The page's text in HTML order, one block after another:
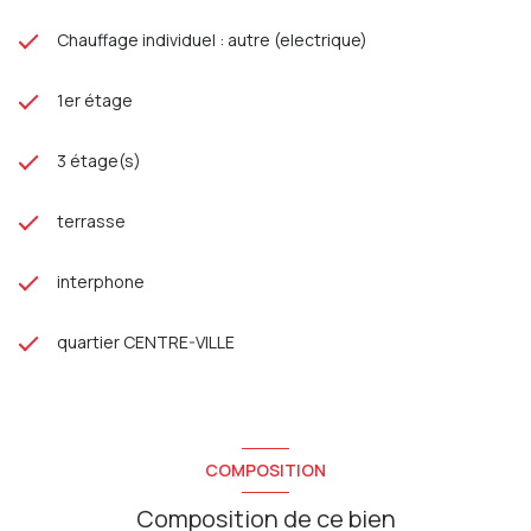
Chauffage individuel : autre (electrique)
1er étage
3 étage(s)
terrasse
interphone
quartier CENTRE-VILLE
COMPOSITION
Composition de ce bien